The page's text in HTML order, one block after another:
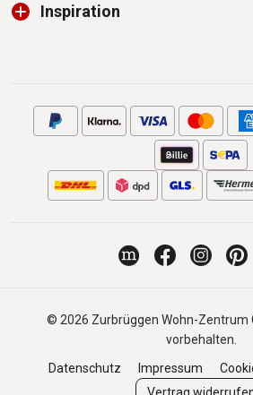
Inspiration
© 2026 Zurbrüggen Wohn-Zentrum
vorbehalten.
Datenschutz
Impressum